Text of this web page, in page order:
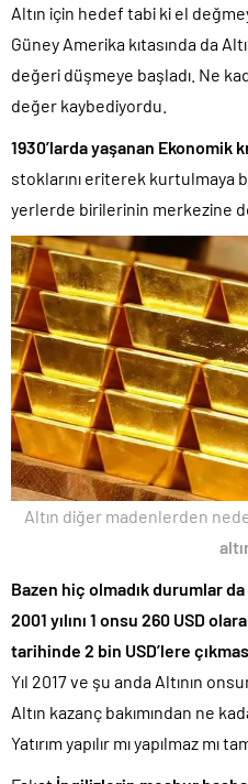
Altın için hedef tabi ki el
Güney Amerika kıtasında da
değeri düşmeye başladı. Ne
değer kaybediyordu.
1930’larda yaşanan Ekonomik
stoklarını eriterek kurtulmaya
yerlerde birilerinin merkezine
Altın diğer madenlerden
Bazen hiç olmadık durumlar
2001 yılını 1 onsu 260 USD
tarihinde 2 bin USD’lere
Yıl 2017 ve şu anda Altının
Altın kazanç bakımından ne
Yatırım yapılır mı yapılmaz